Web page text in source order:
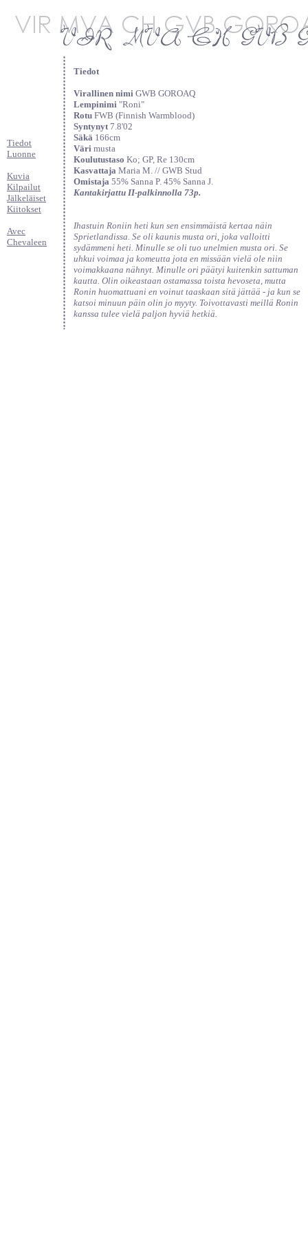
Tiedot
Luonne
Kuvia
Kilpailut
Jälkeläiset
Kiitokset
Avec
Chevaleen
Tiedot
Virallinen nimi GWB GOROAQ
Lempinimi "Roni"
Rotu FWB (Finnish Warmblood)
Syntynyt7.8'02
Säkä 166cm
Väri musta
Koulutustaso Ko; GP, Re 130cm
Kasvattaja Maria M. // GWB Stud
Omistaja 55% Sanna P. 45% Sanna J.
Kantakirjattu II-palkinnolla 73p.
Ihastuin Roniin heti kun sen ensimmäistä kertaa näin
Sprietlandissa. Se oli kaunis musta ori, joka valloitti
sydämmeni heti. Minulle se oli tuo unelmien musta ori. Se
uhkui voimaa ja komeutta jota en missään vielä ole niin
voimakkaana nähnyt. Minulle ori päätyi kuitenkin sattuman
kautta. Olin oikeastaan ostamassa toista hevoseta, mutta
Ronin huomattuani en voinut taaskaan sitä jättää - ja kun se
katsoi minuun päin olin jo myyty. Toivottavasti meillä Ronin
kanssa tulee vielä paljon hyviä hetkiä.